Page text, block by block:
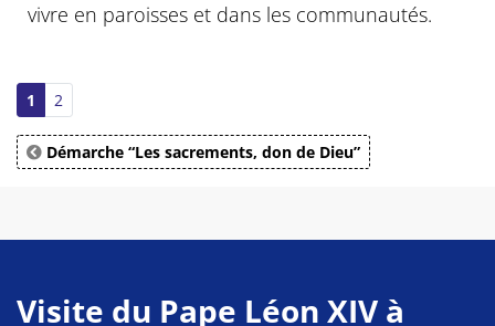
vivre en paroisses et dans les communautés.
1 2
Démarche “Les sacrements, don de Dieu”
Visite du Pape Léon XIV à